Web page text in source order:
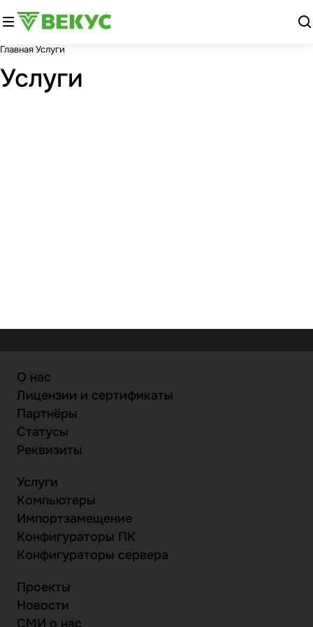
Главная Услуги
Услуги
О нас
Лицензии и сертификаты
Партнёры
Статусы
Реквизиты
Услуги
Компьютеры
Импортзамещение
Конфигураторы ПК
Конфигураторы сервера
Проекты
Новости
СМИ о нас